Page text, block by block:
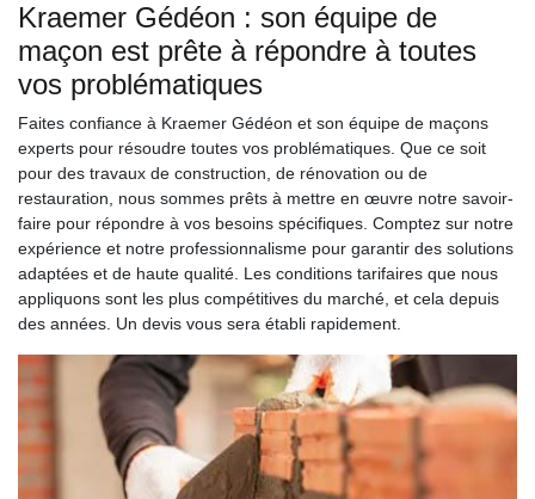
Kraemer Gédéon : son équipe de
maçon est prête à répondre à toutes
vos problématiques
Faites confiance à Kraemer Gédéon et son équipe de maçons
experts pour résoudre toutes vos problématiques. Que ce soit
pour des travaux de construction, de rénovation ou de
restauration, nous sommes prêts à mettre en œuvre notre savoir-
faire pour répondre à vos besoins spécifiques. Comptez sur notre
expérience et notre professionnalisme pour garantir des solutions
adaptées et de haute qualité. Les conditions tarifaires que nous
appliquons sont les plus compétitives du marché, et cela depuis
des années. Un devis vous sera établi rapidement.